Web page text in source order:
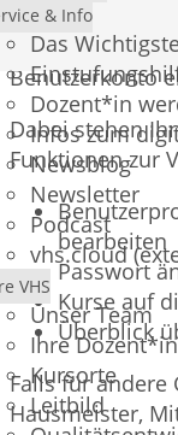
& Info
Das
Dozent*in
Infos zum
Newsblog
Newsletter
Podcast
vhs.cloud
VHS
Unser Team
Ihre
Kursorte
Leitbild
Mit dem
andresskönnen
Benutzerkonto
Dabei stehen
Funktionen zur
bearbeiten
Passwort
Kurse auf
Überblick
Falls für andere
Hausmeister,